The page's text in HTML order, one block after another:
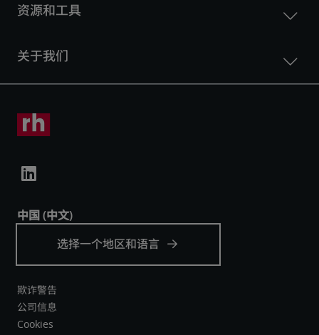
欺诈警告
公司信息
Cookies